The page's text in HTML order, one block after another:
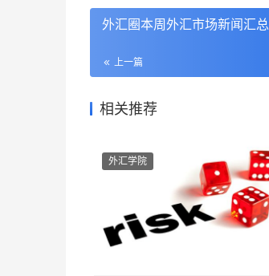
外汇圈本周外汇市场新闻汇总
上一篇
相关推荐
外汇学院